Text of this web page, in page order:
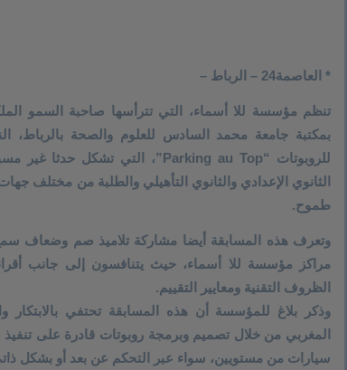
* العاصمة24 – الرباط –
تنظم مؤسسة للا أسماء، التي تترأسها صاحبة السمو
بمكتبة جامعة محمد السادس للعلوم والصحة بالرباط،
الثانوي الإعدادي والثانوي التأهيلي والطلبة من مختلف
طموح.
وتعرف هذه المسابقة أيضا مشاركة تلاميذ صم وضعاف
مراكز مؤسسة للا أسماء، حيث يتنافسون إلى جانب
الظروف التقنية ومعايير التقييم.
وذكر بلاغ للمؤسسة أن هذه المسابقة تحتفي بالابتكار
المغربي من خلال تصميم وبرمجة روبوتات قادرة على
سيارات من مستويين، سواء عبر التحكم عن بعد أو بشكل